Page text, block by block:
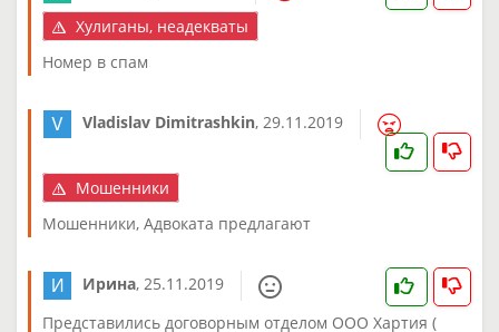
Хулиганы, неадекваты
Номер в спам
Vladislav Dimitrashkin, 29.11.2019
Мошенники
Мошенники, Адвоката предлагают
Ирина, 25.11.2019
Представились договорным отделом ООО Хартия (